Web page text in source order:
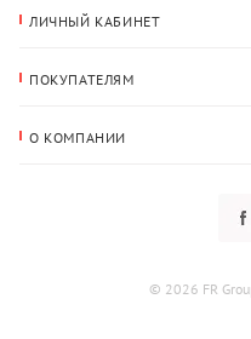
ЛИЧНЫЙ КАБИНЕТ
Адрес для доставки
ПОКУПАТЕЛЯМ
О КОМПАНИИ
Политика конфиденциальности
Пользовательское соглашение
© 2026 FR